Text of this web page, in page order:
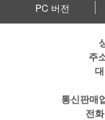
PC 버전
주
통신판매
전화